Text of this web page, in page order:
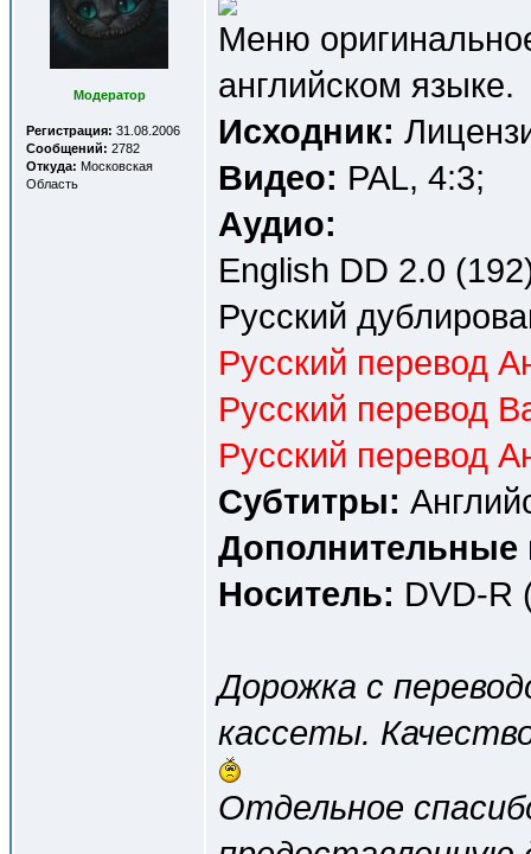
Модератор
Регистрация: 31.08.2006
Сообщений: 2782
Откуда: Московская
Область
Меню
английском языке.
Исходник:
Видео: PAL, 4:3;
Аудио:
English DD 2.0
Русский
Русский перевод
Русский перевод
Русский перевод
Субтитры:
Дополнительные
Носитель: DVD-R
Дорожка c
кассеты.
Отдельное